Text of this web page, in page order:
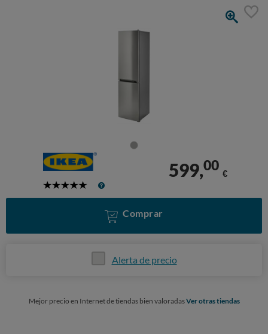
5
599,00
€
Comprar
Alerta de precio
Mejor precio en Internet de tiendas bien valoradasVer otras tiendas